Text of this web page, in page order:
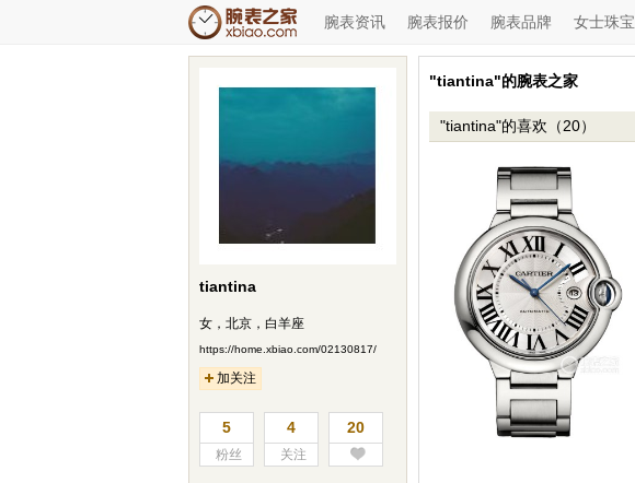
腕表资讯 腕表报价 腕表品牌 女士珠宝
tiantina
女，北京，白羊座
https://home.xbiao.com/02130817/
加关注
5
粉丝
4
关注
20
"tiantina"的腕表之家
"tiantina"的喜欢（20）